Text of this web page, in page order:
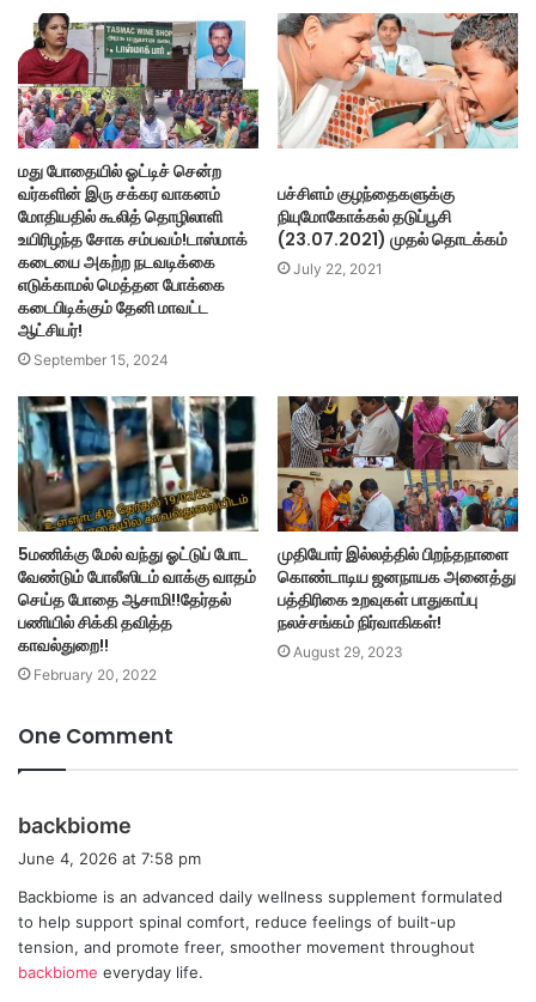
மது போதையில் ஓட்டிச் சென்ற
வர்களின் இரு சக்கர வாகனம்
மோதியதில் கூலித் தொழிலாளி
உயிரிழந்த சோக சம்பவம்!டாஸ்மாக்
கடையை அகற்ற நடவடிக்கை
எடுக்காமல் மெத்தன போக்கை
கடைபிடிக்கும் தேனி மாவட்ட
ஆட்சியர்!
September 15, 2024
பச்சிளம் குழந்தைகளுக்கு
நியுமோகோக்கல் தடுப்பூசி
(23.07.2021) முதல் தொடக்கம்
July 22, 2021
5மணிக்கு மேல் வந்து ஓட்டுப் போட
வேண்டும் போலீஸிடம் வாக்கு வாதம்
செய்த போதை ஆசாமி!!தேர்தல்
பணியில் சிக்கி தவித்த
காவல்துறை!!
February 20, 2022
முதியோர் இல்லத்தில் பிறந்தநாளை
கொண்டாடிய ஜனநாயக அனைத்து
பத்திரிகை உறவுகள் பாதுகாப்பு
நலச்சங்கம் நிர்வாகிகள்!
August 29, 2023
One Comment
backbiome
s
:
June 4, 2026 at 7:58 pm
Backbiome is an advanced daily wellness supplement formulated
to help support spinal comfort, reduce feelings of built-up
tension, and promote freer, smoother movement throughout
backbiome everyday life.